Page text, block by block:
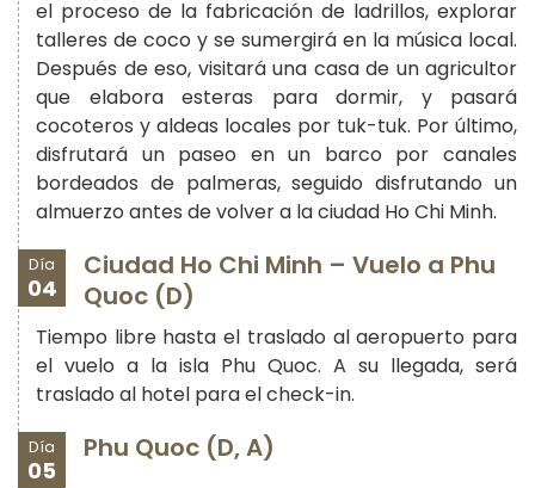
el proceso de la fabricación de ladrillos, explorar
talleres de coco y se sumergirá en la música local.
Después de eso, visitará una casa de un agricultor
que elabora esteras para dormir, y pasará
cocoteros y aldeas locales por tuk-tuk. Por último,
disfrutará un paseo en un barco por canales
bordeados de palmeras, seguido disfrutando un
almuerzo antes de volver a la ciudad Ho Chi Minh.
Día
04
Ciudad Ho Chi Minh – Vuelo a Phu
Quoc (D)
Tiempo libre hasta el traslado al aeropuerto para
el vuelo a la isla Phu Quoc. A su llegada, será
traslado al hotel para el check-in.
Día
05
Phu Quoc (D, A)